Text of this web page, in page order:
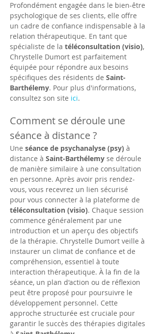
Profondément engagée dans le bien-être
psychologique de ses clients, elle offre
un cadre de confiance indispensable à la
relation thérapeutique. En tant que
spécialiste de la téléconsultation (visio),
Chrystelle Dumort est parfaitement
équipée pour répondre aux besoins
spécifiques des résidents de Saint-
Barthélemy. Pour plus d'informations,
consultez son site ici.
Comment se déroule une
séance à distance ?
Une séance de psychanalyse (psy) à
distance à Saint-Barthélemy se déroule
de manière similaire à une consultation
en personne. Après avoir pris rendez-
vous, vous recevrez un lien sécurisé
pour vous connecter à la plateforme de
téléconsultation (visio). Chaque session
commence généralement par une
introduction et un aperçu des objectifs
de la thérapie. Chrystelle Dumort veille à
instaurer un climat de confiance et de
compréhension, essentiel à toute
interaction thérapeutique. À la fin de la
séance, un plan d'action ou de réflexion
peut être proposé pour poursuivre le
développement personnel. Cette
approche structurée est cruciale pour
garantir le succès des thérapies digitales